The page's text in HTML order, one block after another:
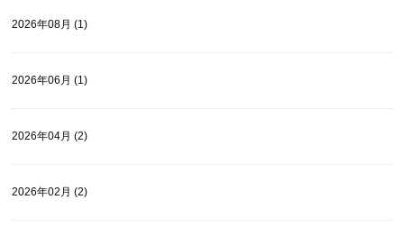
2026年08月 (1)
2026年06月 (1)
2026年04月 (2)
2026年02月 (2)